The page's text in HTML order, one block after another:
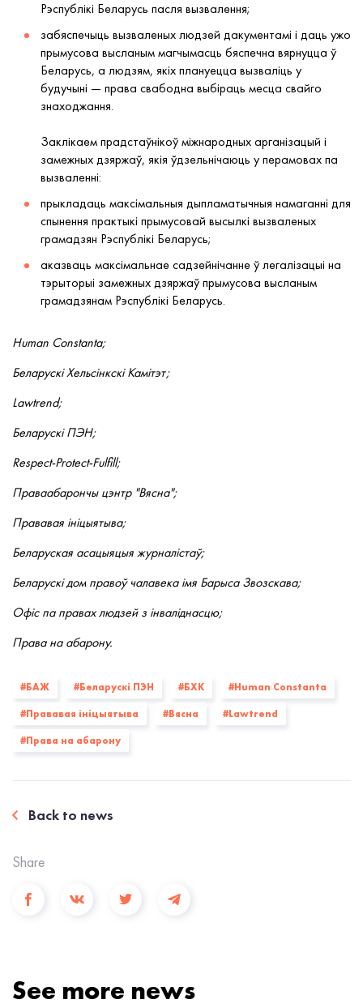
Рэспублікі Беларусь пасля вызвалення;
забяспечыць вызваленых людзей дакументамі і даць ужо
прымусова высланым магчымасць бяспечна вярнуцца ў
Беларусь, а людзям, якіх плануецца вызваліць у
будучыні — права свабодна выбіраць месца свайго
знаходжання.
Заклікаем прадстаўнікоў міжнародных арганізацый і
замежных дзяржаў, якія ўдзельнічаюць у перамовах па
вызваленні:
прыкладаць максімальныя дыпламатычныя намаганні для
спынення практыкі прымусовай высылкі вызваленых
грамадзян Рэспублікі Беларусь;
аказваць максімальнае садзейнічанне ў легалізацыі на
тэрыторыі замежных дзяржаў прымусова высланым
грамадзянам Рэспублікі Беларусь.
Human Constanta;
Беларускі Хельсінкскі Камітэт;
Lawtrend;
Беларускі ПЭН;
Respect-Protect-Fulfill;
Праваабарончы цэнтр "Вясна";
Прававая ініцыятыва;
Беларуская асацыяцыя журналістаў;
Беларускі дом правоў чалавека імя Барыса Звозскава;
Офіс па правах людзей з інваліднасцю;
Права на абарону.
#БАЖ #Беларускі ПЭН #БХК #Human Constanta
#Прававая ініцыятыва #Вясна #Lawtrend
#Права на абарону
Back to news
Share
See more news